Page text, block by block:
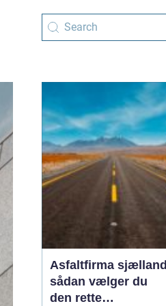
Asfaltfirma sjælland
sådan vælger du
den rette